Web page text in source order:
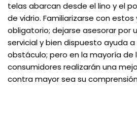
telas abarcan desde el lino y el
de vidrio. Familiarizarse con
obligatorio; dejarse asesorar por
servicial y bien dispuesto ayuda
obstáculo; pero en la mayoría de
consumidores realizarán una
contra mayor sea su